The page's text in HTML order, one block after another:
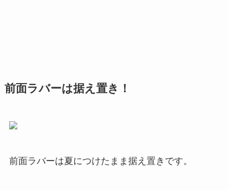
前面ラバーは据え置き！
前面ラバーは夏につけたまま据え置きです。